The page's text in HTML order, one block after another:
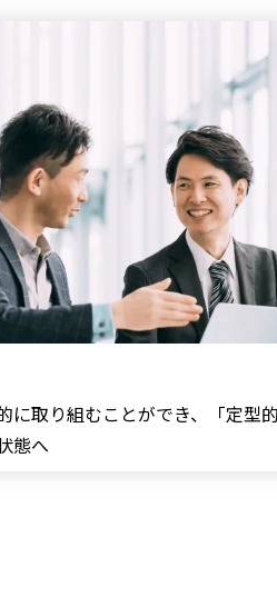
に取り組むことができ、「定型
態へ